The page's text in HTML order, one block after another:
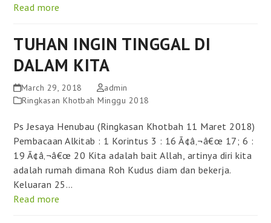
Read more
TUHAN INGIN TINGGAL DI
DALAM KITA
March 29, 2018
admin
Ringkasan Khotbah Minggu 2018
Ps Jesaya Henubau (Ringkasan Khotbah 11 Maret 2018)
Pembacaan Alkitab : 1 Korintus 3 : 16 Ã¢â‚¬â€œ 17; 6 :
19 Ã¢â‚¬â€œ 20 Kita adalah bait Allah, artinya diri kita
adalah rumah dimana Roh Kudus diam dan bekerja.
Keluaran 25…
Read more